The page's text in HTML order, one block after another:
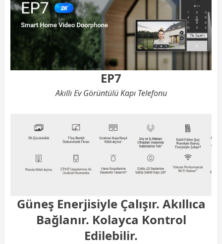
EP7
Akıllı Ev Görüntülü Kapı Telefonu
Güneş Enerjisiyle Çalışır. Akıllıca
Bağlanır. Kolayca Kontrol
Edilebilir.